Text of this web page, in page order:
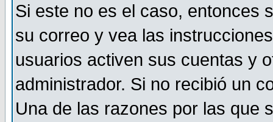
Si este no es el caso, entonces
su correo y vea las
usuarios activen sus cuentas y
administrador. Si no recibió un
Una de las razones por las que